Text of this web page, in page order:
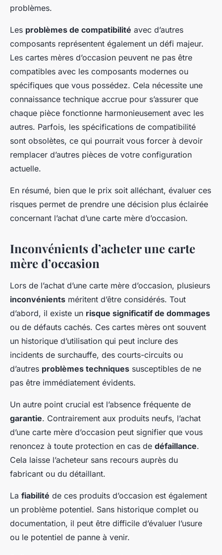
problèmes.
Les problèmes de compatibilité avec d’autres
composants représentent également un défi majeur.
Les cartes mères d’occasion peuvent ne pas être
compatibles avec les composants modernes ou
spécifiques que vous possédez. Cela nécessite une
connaissance technique accrue pour s’assurer que
chaque pièce fonctionne harmonieusement avec les
autres. Parfois, les spécifications de compatibilité
sont obsolètes, ce qui pourrait vous forcer à devoir
remplacer d’autres pièces de votre configuration
actuelle.
En résumé, bien que le prix soit alléchant, évaluer ces
risques permet de prendre une décision plus éclairée
concernant l’achat d’une carte mère d’occasion.
Inconvénients d’acheter une carte
mère d’occasion
Lors de l’achat d’une carte mère d’occasion, plusieurs
inconvénients méritent d’être considérés. Tout
d’abord, il existe un risque significatif de dommages
ou de défauts cachés. Ces cartes mères ont souvent
un historique d’utilisation qui peut inclure des
incidents de surchauffe, des courts-circuits ou
d’autres problèmes techniques susceptibles de ne
pas être immédiatement évidents.
Un autre point crucial est l’absence fréquente de
garantie. Contrairement aux produits neufs, l’achat
d’une carte mère d’occasion peut signifier que vous
renoncez à toute protection en cas de défaillance.
Cela laisse l’acheteur sans recours auprès du
fabricant ou du détaillant.
La fiabilité de ces produits d’occasion est également
un problème potentiel. Sans historique complet ou
documentation, il peut être difficile d’évaluer l’usure
ou le potentiel de panne à venir.